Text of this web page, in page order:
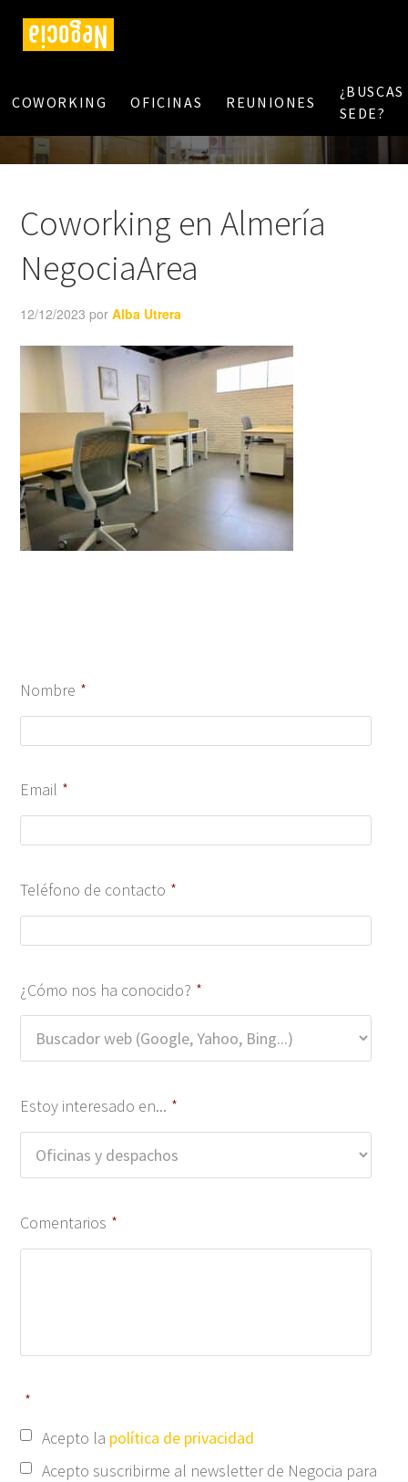
COWORKING OFICINAS REUNIONES
¿BUSCAS
SEDE?
Coworking en Almería
NegociaArea
12/12/2023 porAlba Utrera
Nombre *
Email *
Teléfono de contacto *
¿Cómo nos ha conocido? *
Estoy interesado en... *
Comentarios *
*
Acepto la política de privacidad
Acepto suscribirme al newsletter de Negocia para